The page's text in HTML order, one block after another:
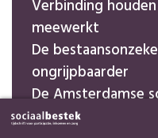
Terug naar overzicht
Verbinding
meewerkt
De
ongrijpbaarder
De Amsterdamse
rechtshulppraktijk